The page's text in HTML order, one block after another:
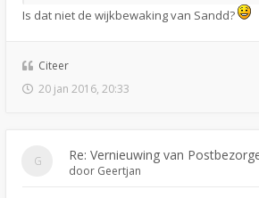
Is dat niet de wijkbewaking van Sandd?
Citeer
20 jan 2016, 20:33
Re: Vernieuwing van
door Geertjan